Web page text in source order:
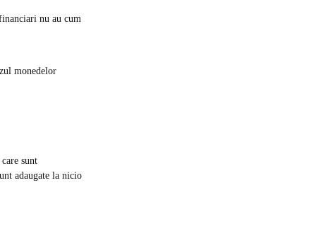
nu au cum
monedelor
sunt
adaugate la nicio